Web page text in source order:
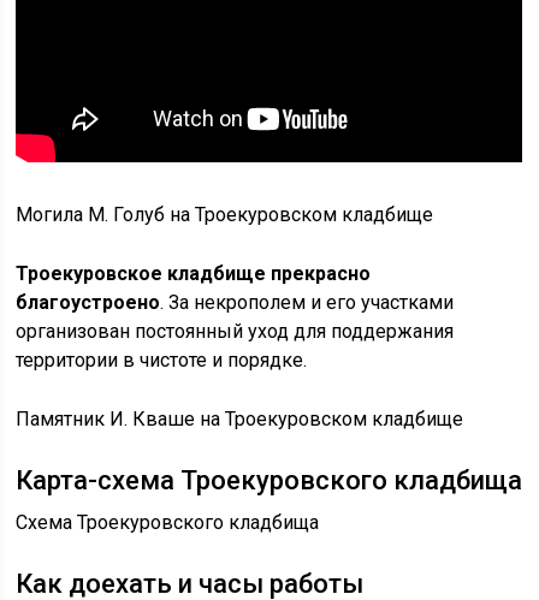
Могила М. Голуб на Троекуровском кладбище
Троекуровское кладбище прекрасно
благоустроено. За некрополем и его участками
организован постоянный уход для поддержания
территории в чистоте и порядке.
Памятник И. Кваше на Троекуровском кладбище
Карта-схема Троекуровского кладбища
Схема Троекуровского кладбища
Как доехать и часы работы